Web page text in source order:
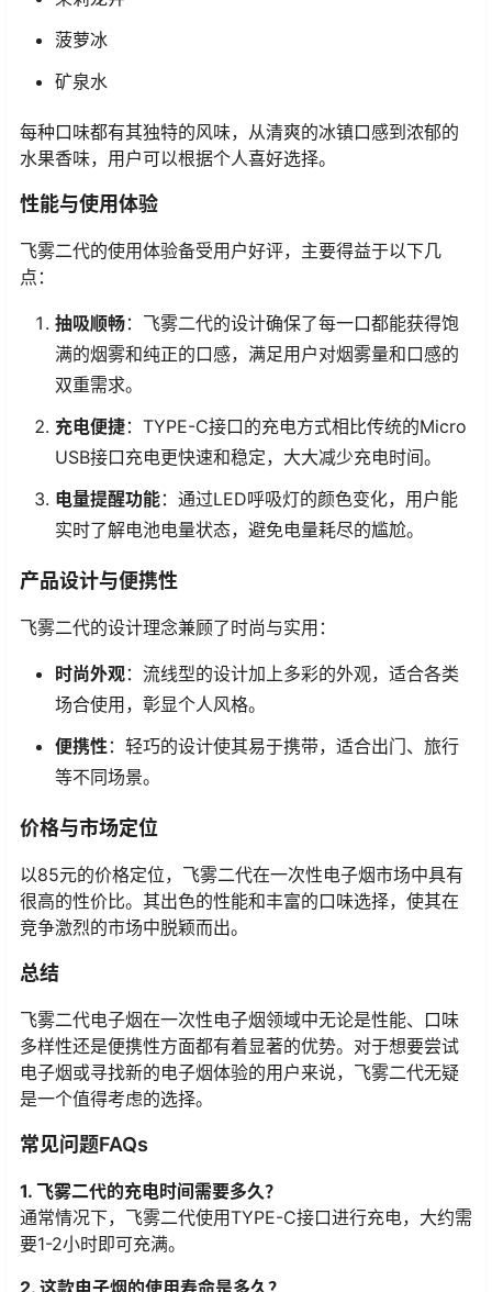
菠萝冰
矿泉水
每种口味都有其独特的风味，从清爽的冰镇口感到浓郁的
水果香味，用户可以根据个人喜好选择。
性能与使用体验
飞雾二代的使用体验备受用户好评，主要得益于以下几
点：
抽吸顺畅：飞雾二代的设计确保了每一口都能获得饱
满的烟雾和纯正的口感，满足用户对烟雾量和口感的
双重需求。
充电便捷：TYPE-C接口的充电方式相比传统的Micro
USB接口充电更快速和稳定，大大减少充电时间。
电量提醒功能：通过LED呼吸灯的颜色变化，用户能
实时了解电池电量状态，避免电量耗尽的尴尬。
产品设计与便携性
飞雾二代的设计理念兼顾了时尚与实用：
时尚外观：流线型的设计加上多彩的外观，适合各类
场合使用，彰显个人风格。
便携性 ：轻巧的设计使其易于携带，适合出门、旅行
等不同场景。
价格与市场定位
以85元的价格定位，飞雾二代在一次性电子烟市场中具有
很高的性价比。其出色的性能和丰富的口味选择，使其在
竞争激烈的市场中脱颖而出。
总结
飞雾二代电子烟在一次性电子烟领域中无论是性能、口味
多样性还是便携性方面都有着显著的优势。对于想要尝试
电子烟或寻找新的电子烟体验的用户来说，飞雾二代无疑
是一个值得考虑的选择。
常见问题FAQs
1. 飞雾二代的充电时间需要多久？
通常情况下，飞雾二代使用TYPE-C接口进行充电，大约需
要1-2小时即可充满。